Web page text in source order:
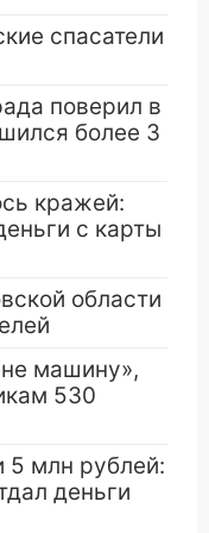
спасатели
поверил в
более 3
кражей:
с карты
области
машину»,
530
5 млн рублей:
деньги